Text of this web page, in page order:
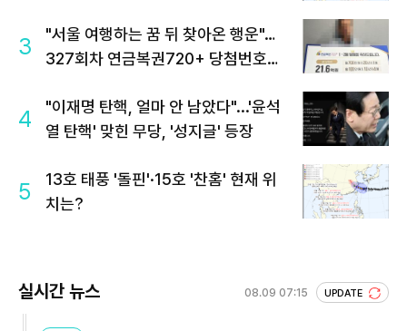
3
"서울 여행하는 꿈 뒤 찾아온 행운"…
327회차 연금복권720+ 당첨번호조
4
"이재명 탄핵, 얼마 안 남았다"...'윤석
열 탄핵' 맞힌 무당, '성지글' 등장
5
13호 태풍 '돌핀'·15호 '찬홈' 현재 위
치는?
실시간 뉴스 08.09 07:15 UPDATE